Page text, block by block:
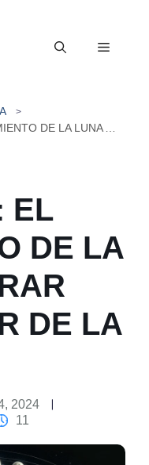
Menú
EL
DE LA
DE LA
2024
11